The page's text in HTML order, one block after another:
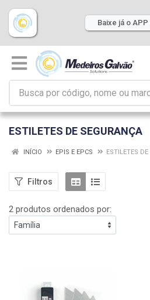
Baixe já o APP
ESTILETES DE SEGURANÇA
INÍCIO EPIS E EPCS ESTILETES
Filtros
2 produtos ordenados por: